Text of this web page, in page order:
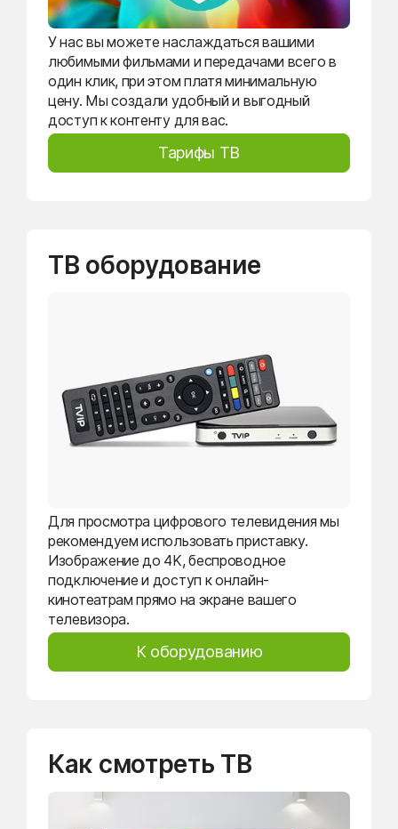
У нас вы можете наслаждаться вашими
любимыми фильмами и передачами всего в
один клик, при этом платя минимальную
цену. Мы создали удобный и выгодный
доступ к контенту для вас.
Тарифы ТВ
ТВ оборудование
Для просмотра цифрового телевидения мы
рекомендуем использовать приставку.
Изображение до 4K, беспроводное
подключение и доступ к онлайн-
кинотеатрам прямо на экране вашего
телевизора.
К оборудованию
Как смотреть ТВ